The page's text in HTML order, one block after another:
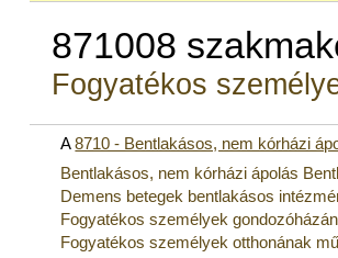
871008
Fogyatékos
A8710 - Bentlakásos, nem kórházi
Bentlakásos, nem kórházi ápolás
Demens betegek bentlakásos
Fogyatékos személyek
Fogyatékos személyek otthonának